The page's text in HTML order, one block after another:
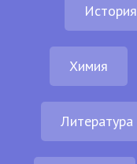
История
Химия
Литература